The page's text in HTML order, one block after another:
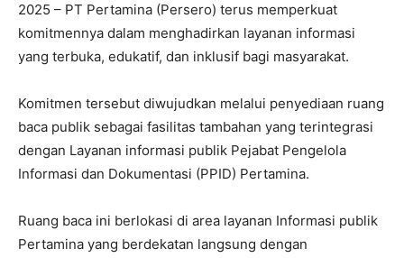
2025 – PT Pertamina (Persero) terus memperkuat
komitmennya dalam menghadirkan layanan informasi
yang terbuka, edukatif, dan inklusif bagi masyarakat.
Komitmen tersebut diwujudkan melalui penyediaan ruang
baca publik sebagai fasilitas tambahan yang terintegrasi
dengan Layanan informasi publik Pejabat Pengelola
Informasi dan Dokumentasi (PPID) Pertamina.
Ruang baca ini berlokasi di area layanan Informasi publik
Pertamina yang berdekatan langsung dengan